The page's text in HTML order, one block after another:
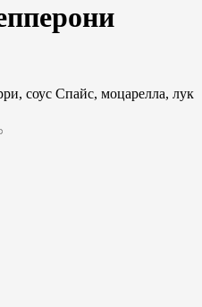
соус Спайс, моцарелла, лук